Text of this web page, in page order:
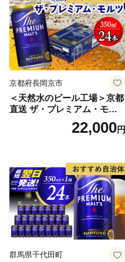
京都府長岡京市
＜天然水のビール工場＞京都
直送 ザ・プレミアム・モル
ツ 350ml×24本 プレモル [149
22,000円
群馬県千代田町